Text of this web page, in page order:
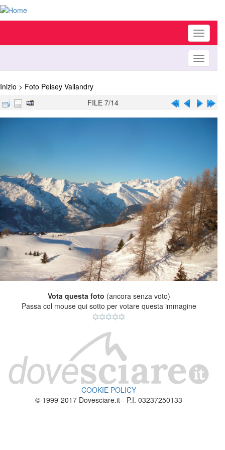
Toggle
Toggle
Inizio > Foto Peisey Vallandry
FILE 7/14
Vota questa foto (ancora senza voto)
Passa col mouse qui sotto per votare questa immagine
COOKIE POLICY
© 1999-2017 Dovesciare.it - P.I. 03237250133